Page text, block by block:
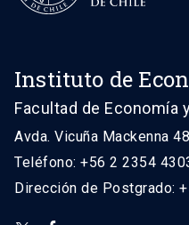
Instituto de
Facultad de Economía
Avda. Vicuña Mackenna
Teléfono: +56 2 2354
Dirección de Postgrado: